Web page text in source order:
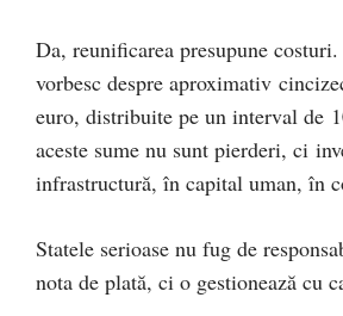
Da, reunificarea presupune
vorbesc despre aproximativ
euro, distribuite pe un interval de
aceste sume nu sunt pierderi, ci
infrastructură, în capital uman, în
Statele serioase nu fug de
nota de plată, ci o gestionează cu